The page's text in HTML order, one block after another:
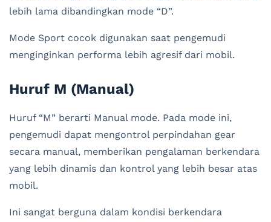
lebih lama dibandingkan mode “D”.
Mode Sport cocok digunakan saat pengemudi
menginginkan performa lebih agresif dari mobil.
Huruf M (Manual)
Huruf “M” berarti Manual mode. Pada mode ini,
pengemudi dapat mengontrol perpindahan gear
secara manual, memberikan pengalaman berkendara
yang lebih dinamis dan kontrol yang lebih besar atas
mobil.
Ini sangat berguna dalam kondisi berkendara